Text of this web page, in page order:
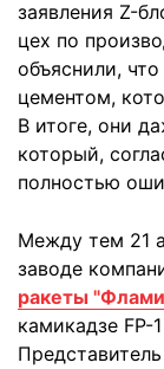
заявления Z-
цех по
объяснили,
цементом,
В итоге, они
который,
полностью
Между тем 21
заводе
ракеты
камикадзе FP-